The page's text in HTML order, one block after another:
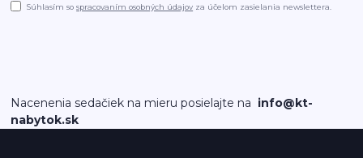
Súhlasím sospracovaním osobných údajov za účelom zasielania newslettera.
Nacenenia sedačiek na mieru posielajte na info@kt-
nabytok.sk